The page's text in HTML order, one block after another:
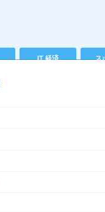
IT 経済 ス